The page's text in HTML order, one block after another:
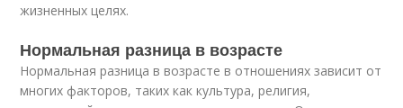
жизненных целях.
Нормальная разница в возрасте
Нормальная разница в возрасте в отношениях зависит от
многих факторов, таких как культура, религия,